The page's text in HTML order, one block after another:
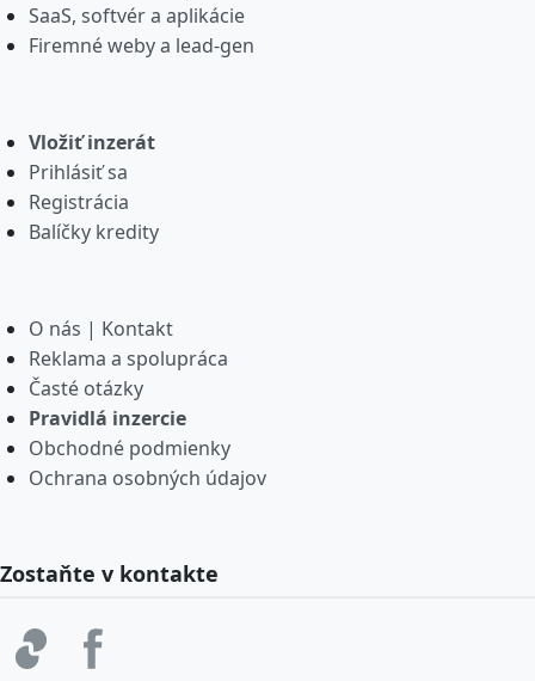
SaaS, softvér a aplikácie
Firemné weby a lead-gen
Vložiť inzerát
Prihlásiť sa
Registrácia
Balíčky kredity
O nás | Kontakt
Reklama a spolupráca
Časté otázky
Pravidlá inzercie
Obchodné podmienky
Ochrana osobných údajov
Zostaňte v kontakte